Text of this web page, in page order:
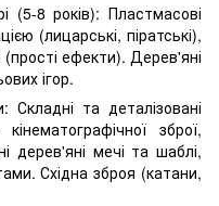
(5-8 років): Пластмасові
(лицарські, піратські),
ефекти). Дерев'яні
ігор.
Складні та деталізовані
зброї,
дерев'яні мечі та шаблі,
Східна зброя (катани,